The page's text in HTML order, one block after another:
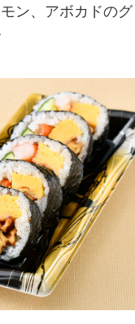
るレシピです。腸の健
してくれるくるみに加
を含む玄米でさらに腸
ン、アボカドのグ